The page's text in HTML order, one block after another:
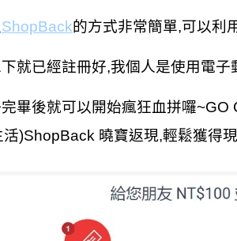
ShopBack的方式非常簡單,可以利
就已經註冊好,我個人是使用電
畢後就可以開始瘋狂血拼囉~GO